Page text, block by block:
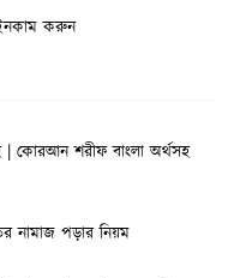
করুন
| কোরআন শরীফ বাংলা অর্থসহ
নামাজ পড়ার নিয়ম